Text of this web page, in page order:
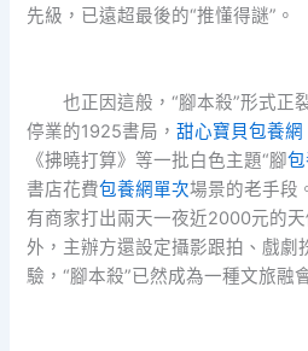
先級，已遠超最後的“推懂得謎”。
也正因這般，“腳本殺”形式正
停業的1925書局，甜心寶貝包養網
《拂曉打算》等一批白色主題“腳
書店花費包養網單次場景的老手段
有商家打出兩天一夜近2000元的
外，主辦方還設定攝影跟拍、戲劇
驗，“腳本殺”已然成為一種文旅融